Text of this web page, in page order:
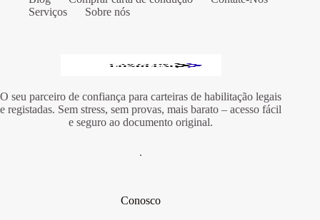
Serviços
Sobre nós
O seu parceiro de confiança para carteiras de habilitação legais
e registadas. Sem stress, sem provas, mais barato – acesso fácil
e seguro ao documento original.
.
Conosco